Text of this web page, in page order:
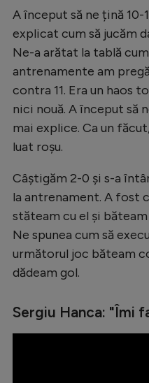
A început să ne țină 10-
explicat cum să jucăm
Ne-a arătat la tablă
antrenamente am
contra 11. Era un haos
nici nouă. A început să
mai explice. Ca un
luat roșu.
Câștigăm 2-0 și s-a
la antrenament. A fost
stăteam cu el și
Ne spunea cum să
următorul joc băteam
dădeam gol.
Sergiu Hanca: "Îmi